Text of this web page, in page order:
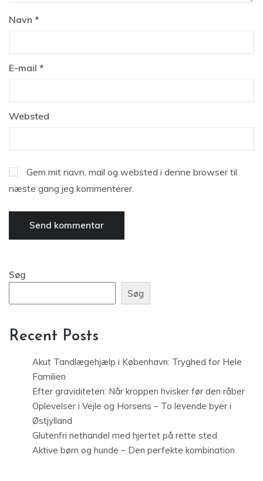
Navn *
E-mail *
Websted
Gem mit navn, mail og websted i denne browser til
næste gang jeg kommenterer.
Søg
Søg
Recent Posts
Akut Tandlægehjælp i København: Tryghed for Hele
Familien
Efter graviditeten: Når kroppen hvisker før den råber
Oplevelser i Vejle og Horsens – To levende byer i
Østjylland
Glutenfri nethandel med hjertet på rette sted
Aktive børn og hunde – Den perfekte kombination